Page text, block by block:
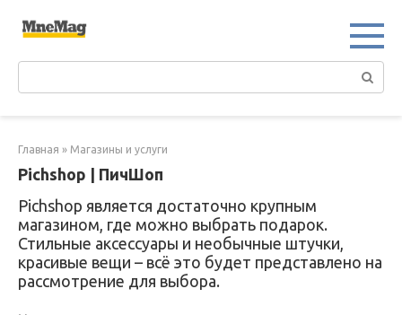
Главная » Магазины и услуги
Pichshop | ПичШоп
Pichshop является достаточно крупным
магазином, где можно выбрать подарок.
Стильные аксессуары и необычные штучки,
красивые вещи – всё это будет представлено на
рассмотрение для выбора.